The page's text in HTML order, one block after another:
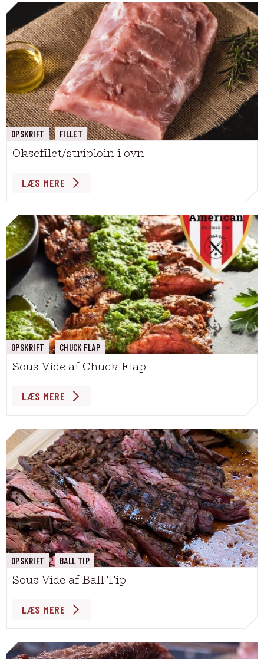
OPSKRIFT FILLET
Oksefilet/striploin i ovn
LÆS MERE
OPSKRIFT CHUCK FLAP
Sous Vide af Chuck Flap
LÆS MERE
OPSKRIFT BALL TIP
Sous Vide af Ball Tip
LÆS MERE